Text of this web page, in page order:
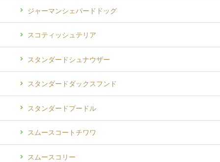
ジャーマンシェパードドッグ
スコティッシュテリア
スタンダードシュナウザー
スタンダードダックスフンド
スタンダードプードル
スムースコートチワワ
スムースコリー